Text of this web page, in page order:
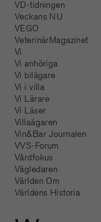
VD-tidningen
Veckans NU
VEGO
VeterinärMagazinet
Vi
Vi anhöriga
Vi bilägare
Vi i villa
Vi Lärare
Vi Läser
Villaägaren
Vin&Bar Journalen
VVS-Forum
Vårdfokus
Vägledaren
Världen Om
Världens Historia